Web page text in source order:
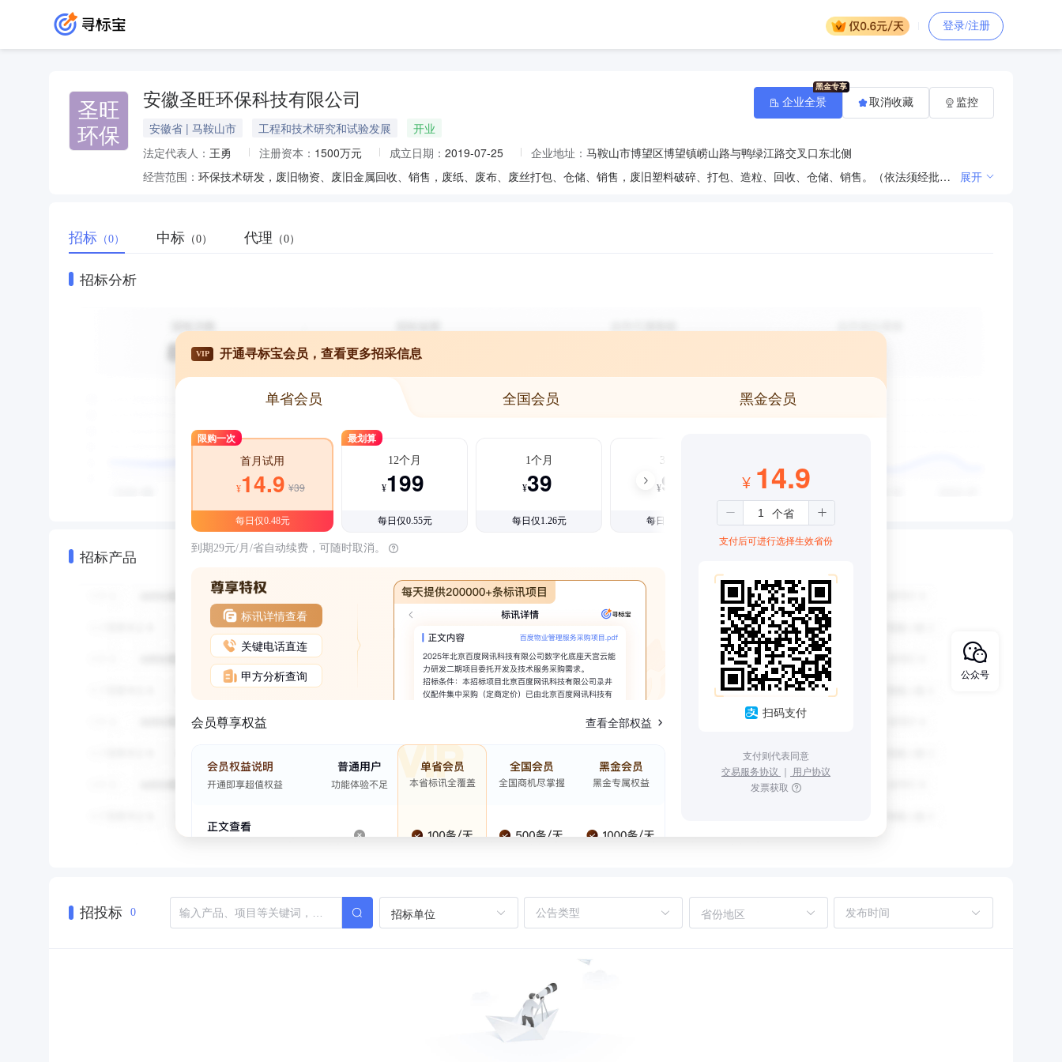
登录/注册
圣旺
环保
安徽圣旺环保科技有限公司
安徽省 | 马鞍山市 工程和技术研究和试验发展
开业
法定代表人： 王勇 注册资本： 1500万元 成立日期： 2019-07-25 企业地址： 马鞍山市博望区博望镇崂山路与鸭绿江路交叉口东北侧
经营范围：
环保技术研发，废旧物资、废旧金属回收、销售，废纸、废布、废丝打包、仓储、销售，废旧塑料破碎、打包、造粒、回收、仓储、销售。（依法须经批准的项目，经相关部门批准后方可开展经营活动） 展开
企业全景 取消收藏 监控
招标 （0） 中标 （0） 代理 （0）
招标分析
招标产品
VIP 开通寻标宝会员，查看更多招采信息
单省会员 全国会员 黑金会员
限购一次
首月试用
¥14.9 ¥39
每日仅0.48元
最划算
12个月
¥199
每日仅0.55元
1个月
¥39
每日仅1.26元
3个月
¥99
每日仅1.08元
到期29元/月/省自动续费，可随时取消。
标讯详情查看
关键电话直连
甲方分析查询
会员尊享权益 查看全部权益
¥ 14.9
支付后可进行选择生效省份
扫码支付
支付则代表同意
交易服务协议 ｜ 用户协议
发票获取
招投标 0 招标单位 省份地区
公众号